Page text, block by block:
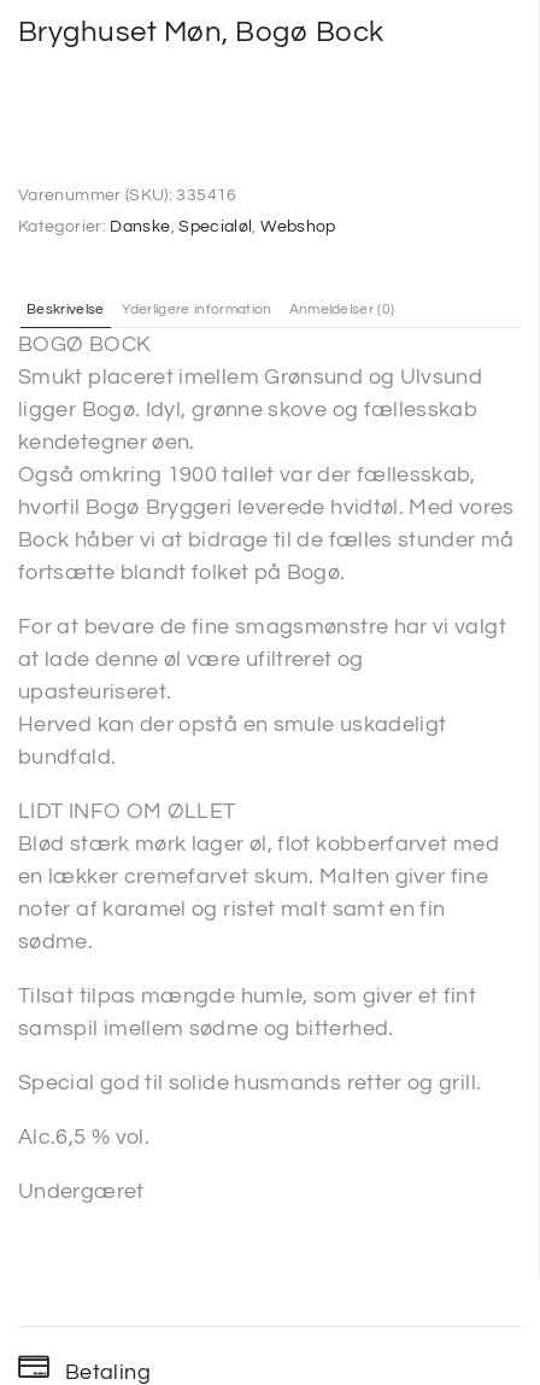
Bryghuset Møn, Bogø Bock
Varenummer (SKU): 335416
Kategorier: Danske ,Specialøl ,Webshop
Beskrivelse Yderligere information Anmeldelser (0)
BOGØ BOCK
Smukt placeret imellem Grønsund og Ulvsund
ligger Bogø. Idyl, grønne skove og fællesskab
kendetegner øen.
Også omkring 1900 tallet var der fællesskab,
hvortil Bogø Bryggeri leverede hvidtøl. Med vores
Bock håber vi at bidrage til de fælles stunder må
fortsætte blandt folket på Bogø.
For at bevare de fine smagsmønstre har vi valgt
at lade denne øl være ufiltreret og
upasteuriseret.
Herved kan der opstå en smule uskadeligt
bundfald.
LIDT INFO OM ØLLET
Blød stærk mørk lager øl, flot kobberfarvet med
en lækker cremefarvet skum. Malten giver fine
noter af karamel og ristet malt samt en fin
sødme.
Tilsat tilpas mængde humle, som giver et fint
samspil imellem sødme og bitterhed.
Special god til solide husmands retter og grill.
Alc.6,5 % vol.
Undergæret
Betaling